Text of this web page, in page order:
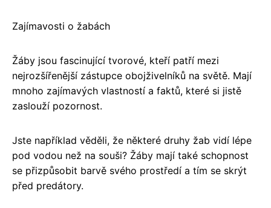
Zajímavosti o žabách
Žáby jsou fascinující tvorové, kteří patří mezi
nejrozšířenější zástupce obojživelníků na světě. Mají
mnoho zajímavých vlastností a faktů, které si jistě
zaslouží pozornost.
Jste například věděli, že některé druhy žab vidí lépe
pod vodou než na souši? Žáby mají také schopnost
se přizpůsobit barvě svého prostředí a tím se skrýt
před predátory.